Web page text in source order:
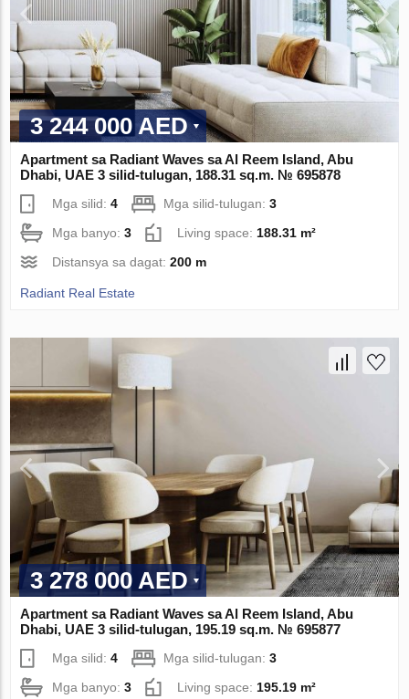
3 244 000 AED
Apartment sa Radiant Waves sa Al Reem Island, Abu
Dhabi, UAE 3 silid-tulugan, 188.31 sq.m. № 695878
Mga silid:4 Mga silid-tulugan:3
Mga banyo:3 Living space:188.31 m²
Distansya sa dagat:200 m
Radiant Real Estate
3 278 000 AED
Apartment sa Radiant Waves sa Al Reem Island, Abu
Dhabi, UAE 3 silid-tulugan, 195.19 sq.m. № 695877
Mga silid:4 Mga silid-tulugan:3
Mga banyo:3 Living space: 195.19 m²